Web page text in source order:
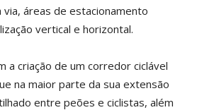
áreas de estacionamento
vertical e horizontal.
a criação de um corredor ciclável
na maior parte da sua extensão
entre peões e ciclistas, além